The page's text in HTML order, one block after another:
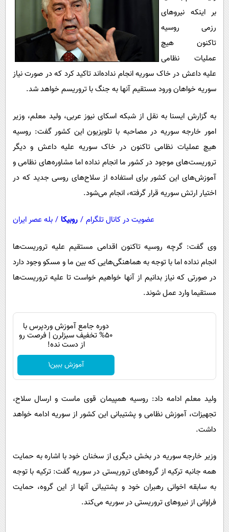
گوناگون
حوادث
محیط زیست
فرهنگی
بین الملل
حیات وحش
سیاست خارجی
آشپزی
دانلود
بر اینکه نیروهای
رزمی روسیه
تاکنون هیچ
عملیات نظامی
علیه داعش در خاک سوریه انجام نداده‌اند تاکید کرد که در صورت نیاز
سوریه خواهان ورود مستقیم آنها به جنگ با تروریسم خواهد شد.
به گزارش ایسنا به نقل از شبکه اسکای نیوز عربی، ولید معلم، وزیر
امور خارجه سوریه در مصاحبه با تلویزیون این کشور گفت: روسیه
هیچ عملیات نظامی تاکنون در خاک سوریه علیه داعش و دیگر
تروریست‌های موجود در کشور ما انجام نداده اما مشاوره‌های نظامی و
آموزش‌های این کشور برای استفاده از سلاح‌های روسی جدید که در
اختیار ارتش سوریه قرار گرفته، انجام می‌شود.
عضویت در کانال تلگرام / روبیکا / بله عصر ایران
وی گفت: گرچه روسیه تاکنون اقدامی مستقیم علیه تروریست‌ها
انجام نداده اما با توجه به هماهنگی‌هایی که بین ما و مسکو وجود دارد
در صورتی که نیاز بدانیم از آنها خواهیم خواست تا علیه تروریست‌ها
مستقیما وارد عمل شوند.
دوره جامع آموزش وردپرس با
۵۰% تخفیف سبزلرن | فرصت رو
از دست نده!
آموزش ببین1
ولید معلم ادامه داد: روسیه همپیمان قوی ماست و ارسال سلاح‌،
تجهیزات، آموزش نظامی و پشتیبانی این کشور از سوریه ادامه خواهد
داشت.
وزیر خارجه سوریه در بخش دیگری از سخنان خود با اشاره به حمایت
همه جانبه ترکیه از گروه‌های تروریستی در سوریه گفت: ترکیه با توجه
به سابقه اخوانی رهبران خود و پشتیبانی آنها از این گروه، حمایت
فراوانی از نیروهای تروریستی در سوریه می‌کند.